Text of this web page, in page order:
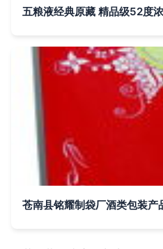
五粮液经典原藏 精品级52度
苍南县铭耀制袋厂酒类包装